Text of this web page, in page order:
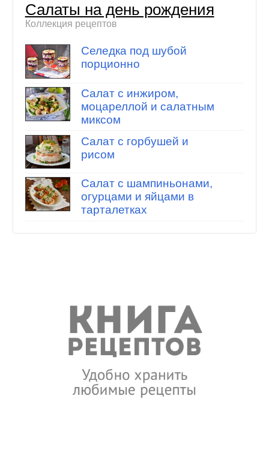
Салаты на день рождения
Коллекция рецептов
Селедка под шубой
порционно
Салат с инжиром,
моцареллой и салатным
миксом
Салат с горбушей и
рисом
Салат с шампиньонами,
огурцами и яйцами в
тарталетках